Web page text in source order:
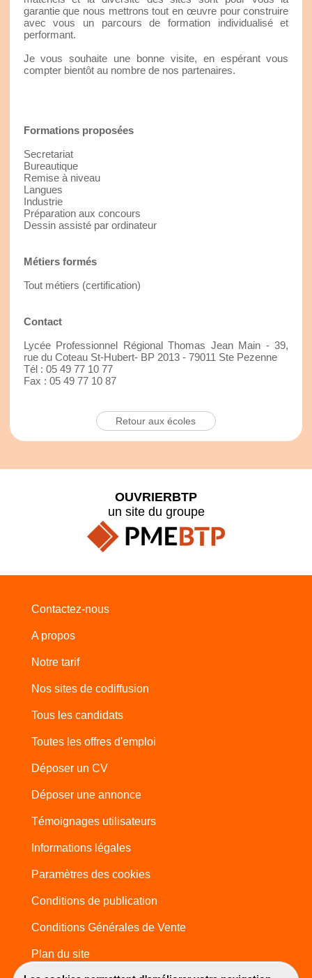
garantie que nous mettrons tout en œuvre pour construire
avec vous un parcours de formation individualisé et
performant.
Je vous souhaite une bonne visite, en espérant vous
compter bientôt au nombre de nos partenaires.
Formations proposées
Secretariat
Bureautique
Remise à niveau
Langues
Industrie
Préparation aux concours
Dessin assisté par ordinateur
Métiers formés
Tout métiers (certification)
Contact
Lycée Professionnel Régional Thomas Jean Main - 39,
rue du Coteau St-Hubert- BP 2013 - 79011 Ste Pezenne
Tél : 05 49 77 10 77
Fax : 05 49 77 10 87
Retour aux écoles
OUVRIERBTP
un site du groupe
Contactez-nous
A propos
Notre tarif
Nos sites de codiffusion
Tous les candidats
Toutes les offres d'emploi
Déposer un CV
Déposer une annonce
Témoignages utilisateurs
Informations légales
Paramètres des cookies
Conditions de publication
Conditions Générales de Vente
Plan du site